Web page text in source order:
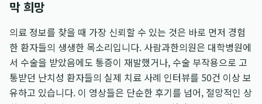
막 희망
의료 정보를 찾을 때 가장 신뢰할 수 있는 것은 바로 먼저 경험
한 환자들의 생생한 목소리입니다. 사람과한의원은 대학병원에
서 수술을 받았음에도 통증이 재발했거나, 수술 부작용으로 고
통받던 난치성 환자들의 실제 치료 사례 인터뷰를 50건 이상 보
유하고 있습니다. 이 영상들은 단순한 후기를 넘어, 절망적인 상